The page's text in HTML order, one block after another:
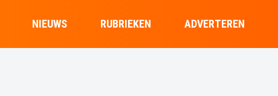
NIEUWS RUBRIEKEN ADVERTEREN